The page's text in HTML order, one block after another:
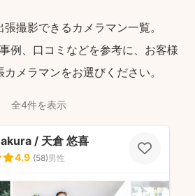
撮影できるカメラマン一覧。
例、口コミなどを参考に、お客様
メラマンをお選びください。
全4件を表示
/ 天倉 悠喜
4.9 (58)男性